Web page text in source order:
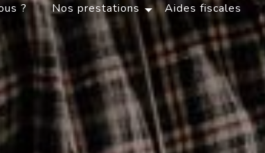
? Nos prestations Aides fiscales